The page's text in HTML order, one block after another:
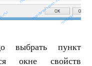
выбрать пункт
окне свойств